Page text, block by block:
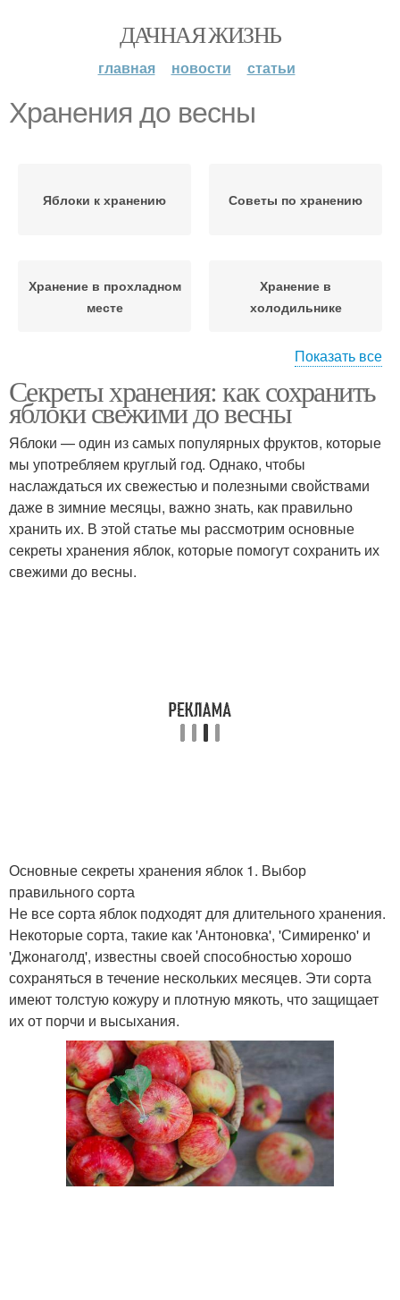
ДАЧНАЯ ЖИЗНЬ
главная новости статьи
Хранения до весны
Яблоки к хранению Советы по хранению
Хранение в прохладном
месте
Хранение в
холодильнике
Хранение в сене Хранение в вакууме
Яблоки при хранении
Способы для долгого
хранения
Показать все
Секреты хранения: как сохранить
яблоки свежими до весны
Яблоки — один из самых популярных фруктов, которые
мы употребляем круглый год. Однако, чтобы
наслаждаться их свежестью и полезными свойствами
даже в зимние месяцы, важно знать, как правильно
хранить их. В этой статье мы рассмотрим основные
секреты хранения яблок, которые помогут сохранить их
свежими до весны.
Основные секреты хранения яблок 1. Выбор
правильного сорта
Не все сорта яблок подходят для длительного хранения.
Некоторые сорта, такие как 'Антоновка', 'Симиренко' и
'Джонаголд', известны своей способностью хорошо
сохраняться в течение нескольких месяцев. Эти сорта
имеют толстую кожуру и плотную мякоть, что защищает
их от порчи и высыхания.